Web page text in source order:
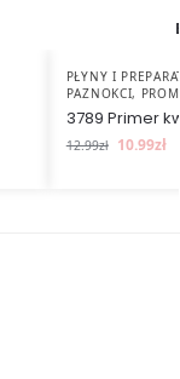
PŁYNY I
PAZNOKCI,
3789 Primer
12.99zł 10.99zł